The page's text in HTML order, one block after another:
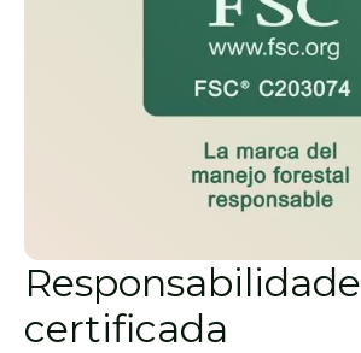
Responsabilidade
certificada